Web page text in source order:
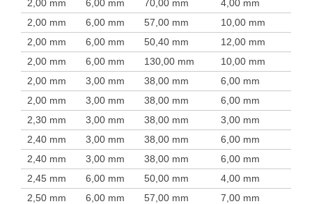
2,00 mm
6,00 mm 70,00 mm 4,00 mm
2,00 mm
6,00 mm 57,00 mm 10,00 mm
2,00 mm
6,00 mm 50,40 mm 12,00 mm
2,00 mm
6,00 mm 130,00 mm 10,00 mm
2,00 mm
3,00 mm 38,00 mm 6,00 mm
2,00 mm
3,00 mm 38,00 mm 6,00 mm
2,30 mm
3,00 mm 38,00 mm 3,00 mm
2,40 mm
3,00 mm 38,00 mm 6,00 mm
2,40 mm
3,00 mm 38,00 mm 6,00 mm
2,45 mm
6,00 mm 50,00 mm 4,00 mm
2,50 mm
6,00 mm 57,00 mm 7,00 mm